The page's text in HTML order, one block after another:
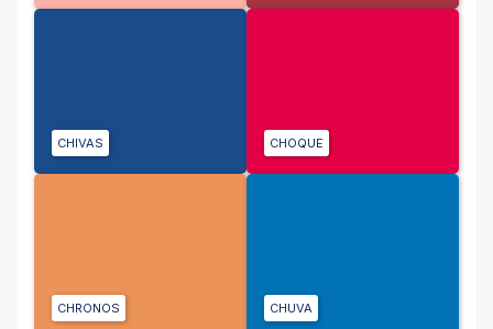
CHIVAS CHOQUE
CHRONOS CHUVA